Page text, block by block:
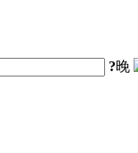
?晚